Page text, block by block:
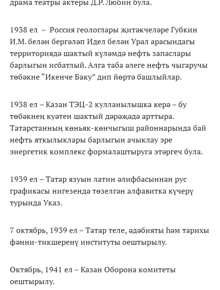
1938 ел – Россия геологлары җитәкчеләре Губкин
И.М. белән бергәләп Идел белән Урал арасындагы
территориядә шактый күләмдә нефть запаслары
барлыгын исбатлый. Алга таба әлеге нефть чыгаручы
төбәкне “Икенче Баку” дип йөртә башлыйлар.
1938 ел – Казан ТЭЦ-2 кулланылышка керә – бу
төбәкнең куәтен шактый дәрәҗәдә арттыра.
Татарстанның көньяк-көнчыгыш районнарында бай
нефть яткылыклары барлыгын ачыклау эре
энергетик комплекс формалаштыруга этәргеч була.
1939 ел – Татар язуын латин әлифбасыннан рус
графикасы нигезендә төзелгән алфавитка күчерү
турында Указ.
7 октябрь, 1939 ел – Татар теле, әдәбияты һәм тарихы
фәнни-тикшеренү институты оештырылу.
Октябрь, 1941 ел – Казан Оборона комитеты
оештырылу.